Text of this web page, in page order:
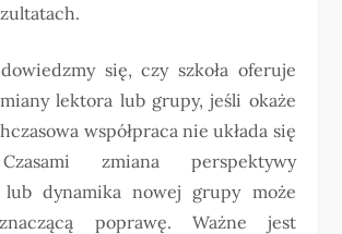
się, czy szkoła oferuje
lektora lub grupy, jeśli okaże
współpraca nie układa się
zmiana perspektywy
lub dynamika nowej grupy może
poprawę. Ważne jest